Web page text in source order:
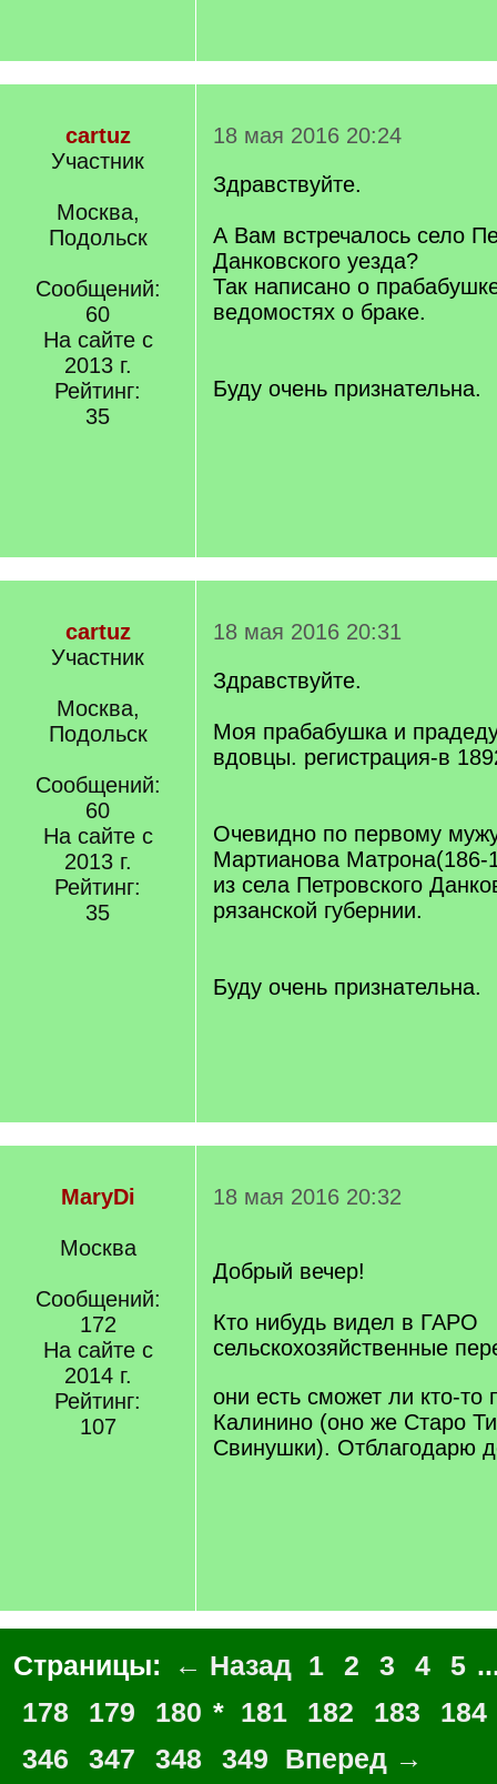
cartuz
Участник
Москва,
Подольск
Сообщений:
60
На сайте с
2013 г.
Рейтинг:
35
18 мая 2016 20:24
Здравствуйте.
А Вам встречалось село
Данковского уезда?
Так написано о
ведомостях о браке.
Буду очень признательна.
cartuz
Участник
Москва,
Подольск
Сообщений:
60
На сайте с
2013 г.
Рейтинг:
35
18 мая 2016 20:31
Здравствуйте.
Моя прабабушка и
вдовцы. регистрация-в
Очевидно по первому
Мартианова Матрона(186-
из села Петровского
рязанской губернии.
Буду очень признательна.
MaryDi
Москва
Сообщений:
172
На сайте с
2014 г.
Рейтинг:
107
18 мая 2016 20:32
Добрый вечер!
Кто нибудь видел в ГАРО
сельскохозяйственные
они есть сможет ли кто-то
Калинино (оно же Старо
Свинушки). Отблагодарю
Страницы: ← Назад 1 2 3 4 5
178
179 180 * 181 182 183 184
346
347 348 349 Вперед →